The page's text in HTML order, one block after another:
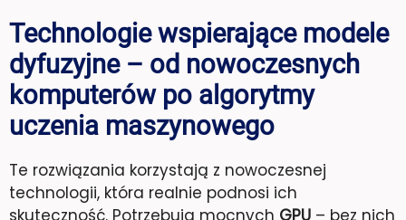
Technologie wspierające modele
dyfuzyjne – od nowoczesnych
komputerów po algorytmy
uczenia maszynowego
Te rozwiązania korzystają z nowoczesnej
technologii, która realnie podnosi ich
skuteczność. Potrzebują mocnych GPU – bez nich